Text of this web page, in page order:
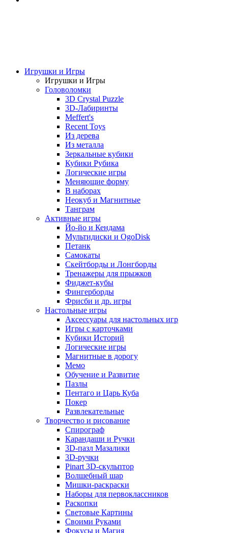
Игрушки и Игры
Игрушки и Игры
Головоломки
3D Crystal Puzzle
3D-Лабиринты
Meffert's
Recent Toys
Из дерева
Из металла
Зеркальные кубики
Кубики Рубика
Логические игры
Меняющие форму
В наборах
Неокуб и Магнитные
Танграм
Активные игры
Йо-йо и Кендама
Мультидиски и OgoDisk
Петанк
Самокаты
Скейтборды и Лонгборды
Тренажеры для прыжков
Фиджет-кубы
Фингерборды
Фрисби и др. игры
Настольные игры
Аксессуары для настольных игр
Игры с карточками
Кубики Историй
Логические игры
Магнитные в дорогу
Мемо
Обучение и Развитие
Пазлы
Пентаго и Царь Куба
Покер
Развлекательные
Творчество и рисование
Спирограф
Карандаши и Ручки
3D-пазл Мазалики
3D-ручки
Pinart 3D-скульптор
Волшебный шар
Мишки-раскраски
Наборы для первоклассников
Раскопки
Световые Картины
Своими Руками
Фокусы и Магия